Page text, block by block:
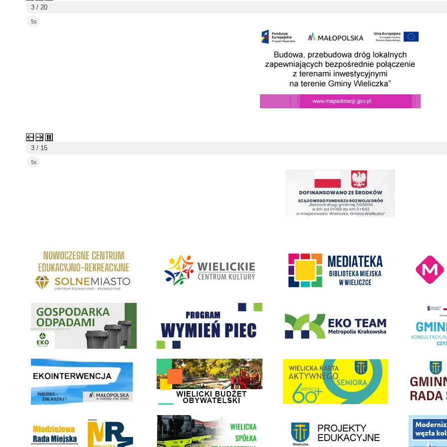
3 / 20
2s
Budowa przebudowa drog prowadzacych do SAG w wieliczce
3 / 15
2s
Remont drogi gminnej 560861K ul. Juliusza Słowackiego w
link do strony Centrum Edukacyjno Rekreacyjne
Gospodarka odpadami na terenie Miasta i Gminy Wieliczka Realizacja
link do strony ekointerwencja dot.- powietrza link do strony - Wielicki Budżet Obywatelski link do strony Wielicka Karta Aktywnego Seniora link do strony
link do strony Wielickiej Spółki Transportowej link do strony - projekty edukacyjne dofinansowane z Europejskiego
link do opisu